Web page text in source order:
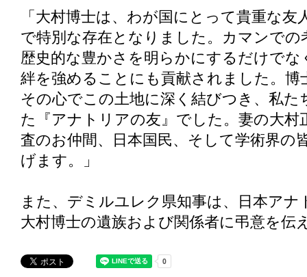
「大村博士は、わが国にとって貴重な
で特別な存在となりました。カマンで
歴史的な豊かさを明らかにするだけで
絆を強めることにも貢献されました。
その心でこの土地に深く結びつき、私
た『アナトリアの友』でした。妻の大村
査のお仲間、日本国民、そして学術界の
げます。」
また、デミルユレク県知事は、日本ア
大村博士の遺族および関係者に弔意を伝